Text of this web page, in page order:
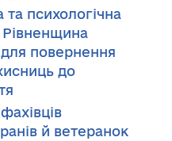
психологічна
Рівненщина
повернення
до
й ветеранок